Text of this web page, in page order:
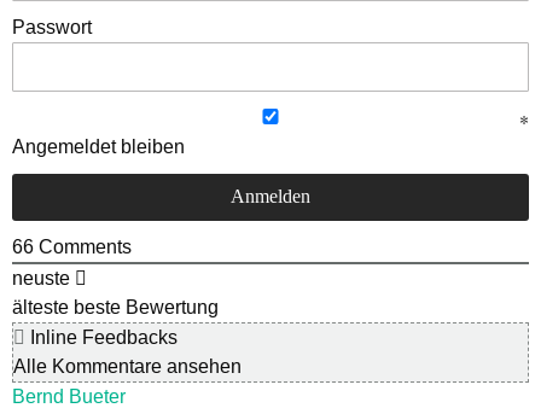
Passwort
Angemeldet bleiben
66 Comments
neuste
älteste beste Bewertung
Inline Feedbacks
Alle Kommentare ansehen
Bernd Bueter